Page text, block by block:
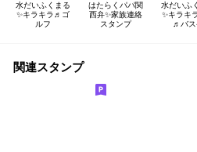
水だいふくまる
✨キラキラ♬ゴ
ルフ
はたらくパパ関
西弁✨家族連絡
スタンプ
水だいふ
✨キラキ
♬バス
関連スタンプ